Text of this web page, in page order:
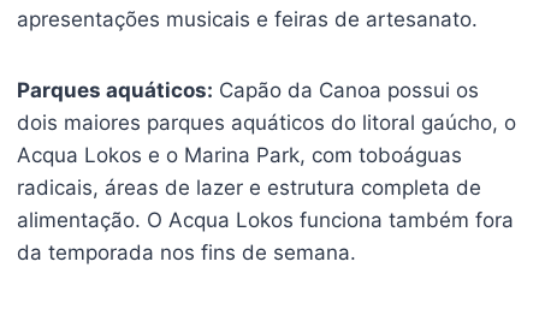
apresentações musicais e feiras de artesanato.
Parques aquáticos: Capão da Canoa possui os
dois maiores parques aquáticos do litoral gaúcho, o
Acqua Lokos e o Marina Park, com toboáguas
radicais, áreas de lazer e estrutura completa de
alimentação. O Acqua Lokos funciona também fora
da temporada nos fins de semana.